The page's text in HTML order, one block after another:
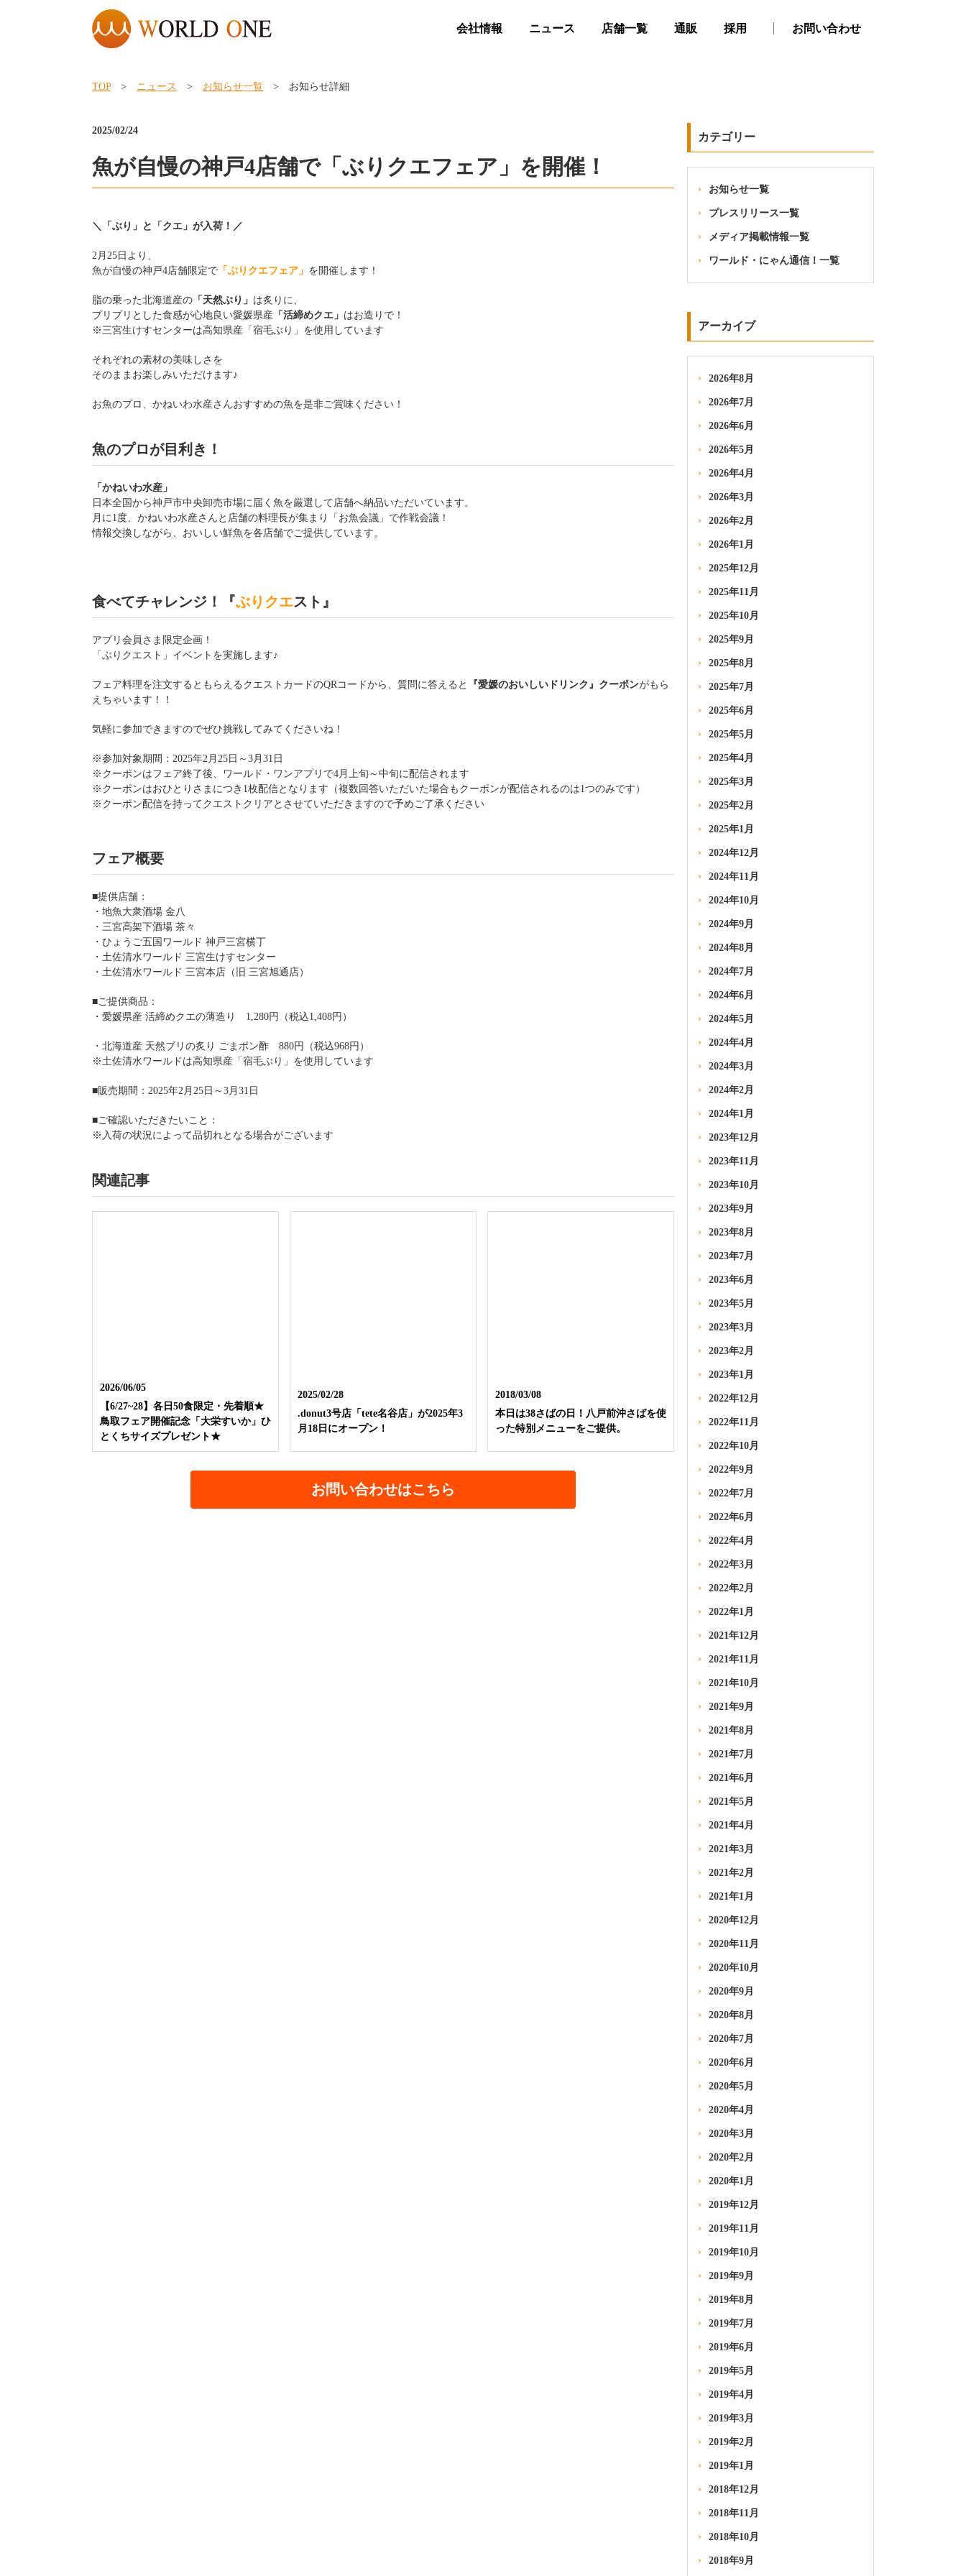
会社情報 ニュース 店舗一覧 通販 採用 お問い合わせ
TOP> ニュース > お知らせ一覧 > お知らせ詳細
2025/02/24
魚が自慢の神戸4店舗で「ぶりクエフェア」を開催！
＼「ぶり」と「クエ」が入荷！／
2月25日より、
魚が自慢の神戸4店舗限定で 「ぶりクエフェア」 を開催します！
脂の乗った北海道産の 「天然ぶり」 は炙りに、
プリプリとした食感が心地良い愛媛県産 「活締めクエ」 はお造りで！
※三宮生けすセンターは高知県産「宿毛ぶり」を使用しています
それぞれの素材の美味しさを
そのままお楽しみいただけます♪
お魚のプロ、かねいわ水産さんおすすめの魚を是非ご賞味ください！
魚のプロが目利き！
「かねいわ水産」
日本全国から神戸市中央卸売市場に届く魚を厳選して店舗へ納品いただいています。
月に1度、かねいわ水産さんと店舗の料理長が集まり「お魚会議」で作戦会議！
情報交換しながら、おいしい鮮魚を各店舗でご提供しています。
食べてチャレンジ！『ぶりクエスト』
アプリ会員さま限定企画！
「ぶりクエスト」イベントを実施します♪
フェア料理を注文するともらえるクエストカードのQRコードから、質問に答えると 『愛媛のおいしいドリンク』クーポンがもら
えちゃいます！！
気軽に参加できますのでぜひ挑戦してみてくださいね！
※参加対象期間：2025年2月25日～3月31日
※クーポンはフェア終了後、ワールド・ワンアプリで4月上旬～中旬に配信されます
※クーポンはおひとりさまにつき1枚配信となります（複数回答いただいた場合もクーポンが配信されるのは1つのみです）
※クーポン配信を持ってクエストクリアとさせていただきますので予めご了承ください
フェア概要
■提供店舗：
・地魚大衆酒場 金八
・三宮高架下酒場 茶々
・ひょうご五国ワールド 神戸三宮横丁
・土佐清水ワールド 三宮生けすセンター
・土佐清水ワールド 三宮本店（旧 三宮旭通店）
■ご提供商品：
・愛媛県産 活締めクエの薄造り 1,280円（税込1,408円）
・北海道産 天然ブリの炙り ごまポン酢 880円（税込968円）
※土佐清水ワールドは高知県産「宿毛ぶり」を使用しています
■販売期間：2025年2月25日～3月31日
■ご確認いただきたいこと：
※入荷の状況によって品切れとなる場合がございます
関連記事
2026/06/05
【6/27~28】各日50食限定・先着順★
鳥取フェア開催記念「大栄すいか」ひ
とくちサイズプレゼント★
2025/02/28
.donut3号店「tete名谷店」が2025年3
月18日にオープン！
2018/03/08
本日は38さばの日！八戸前沖さばを使
った特別メニューをご提供。
お問い合わせはこちら
カテゴリー
お知らせ一覧
プレスリリース一覧
メディア掲載情報一覧
ワールド・にゃん通信！一覧
アーカイブ
2026年8月
2026年7月
2026年6月
2026年5月
2026年4月
2026年3月
2026年2月
2026年1月
2025年12月
2025年11月
2025年10月
2025年9月
2025年8月
2025年7月
2025年6月
2025年5月
2025年4月
2025年3月
2025年2月
2025年1月
2024年12月
2024年11月
2024年10月
2024年9月
2024年8月
2024年7月
2024年6月
2024年5月
2024年4月
2024年3月
2024年2月
2024年1月
2023年12月
2023年11月
2023年10月
2023年9月
2023年8月
2023年7月
2023年6月
2023年5月
2023年3月
2023年2月
2023年1月
2022年12月
2022年11月
2022年10月
2022年9月
2022年7月
2022年6月
2022年4月
2022年3月
2022年2月
2022年1月
2021年12月
2021年11月
2021年10月
2021年9月
2021年8月
2021年7月
2021年6月
2021年5月
2021年4月
2021年3月
2021年2月
2021年1月
2020年12月
2020年11月
2020年10月
2020年9月
2020年8月
2020年7月
2020年6月
2020年5月
2020年4月
2020年3月
2020年2月
2020年1月
2019年12月
2019年11月
2019年10月
2019年9月
2019年8月
2019年7月
2019年6月
2019年5月
2019年4月
2019年3月
2019年2月
2019年1月
2018年12月
2018年11月
2018年10月
2018年9月